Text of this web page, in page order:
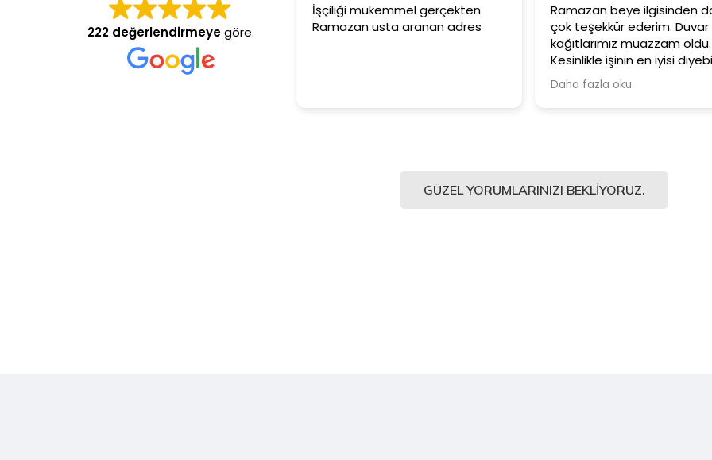
222 değerlendirmeyegöre.
İşçiliği mükemmel gerçekten
Ramazan usta aranan adres
Ramazan beye ilgisinden dolayı
çok teşekkür ederim. Duvar
kağıtlarımız muazzam oldu.
Kesinlikle işinin en iyisi diyebilirim.
Şiddetle tavsiye ediyorum.
Güler
GÜZEL YORUMLARINIZI BEKLIYORUZ.